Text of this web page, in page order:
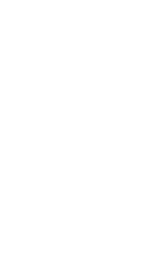
en materia de
a Real Academia
faciliten o seu correo
información de carácter
de tratamento
e incorporados aos seus
usuarios poderán exercer o
e cancelación dos